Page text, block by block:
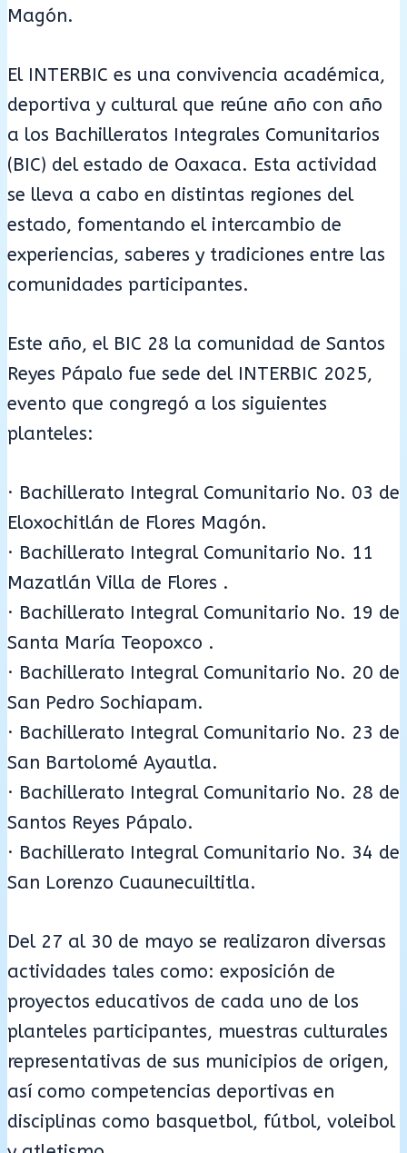
Magón.
El INTERBIC es una convivencia académica,
deportiva y cultural que reúne año con año
a los Bachilleratos Integrales Comunitarios
(BIC) del estado de Oaxaca. Esta actividad
se lleva a cabo en distintas regiones del
estado, fomentando el intercambio de
experiencias, saberes y tradiciones entre las
comunidades participantes.
Este año, el BIC 28 la comunidad de Santos
Reyes Pápalo fue sede del INTERBIC 2025,
evento que congregó a los siguientes
planteles:
· Bachillerato Integral Comunitario No. 03 de
Eloxochitlán de Flores Magón.
· Bachillerato Integral Comunitario No. 11
Mazatlán Villa de Flores .
· Bachillerato Integral Comunitario No. 19 de
Santa María Teopoxco .
· Bachillerato Integral Comunitario No. 20 de
San Pedro Sochiapam.
· Bachillerato Integral Comunitario No. 23 de
San Bartolomé Ayautla.
· Bachillerato Integral Comunitario No. 28 de
Santos Reyes Pápalo.
· Bachillerato Integral Comunitario No. 34 de
San Lorenzo Cuaunecuiltitla.
Del 27 al 30 de mayo se realizaron diversas
actividades tales como: exposición de
proyectos educativos de cada uno de los
planteles participantes, muestras culturales
representativas de sus municipios de origen,
así como competencias deportivas en
disciplinas como basquetbol, fútbol, voleibol